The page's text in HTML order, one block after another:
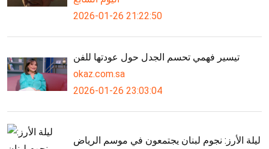
2026-01-26 21:22:50
تيسير فهمي تحسم الجدل حول عودتها للفن
okaz.com.sa
2026-01-26 23:03:04
ليلة الأرز: نجوم لبنان يجتمعون في موسم الرياض